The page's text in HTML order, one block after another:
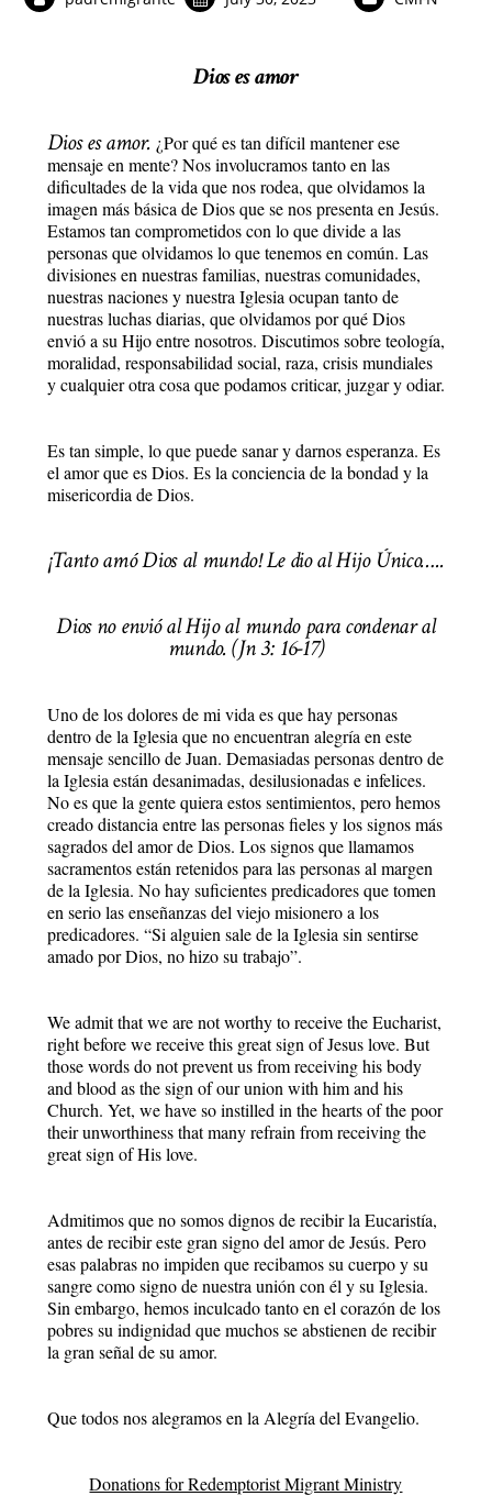
Dios es amor
Dios es amor. ¿Por qué es tan difícil mantener ese
mensaje en mente? Nos involucramos tanto en las
dificultades de la vida que nos rodea, que olvidamos la
imagen más básica de Dios que se nos presenta en Jesús.
Estamos tan comprometidos con lo que divide a las
personas que olvidamos lo que tenemos en común. Las
divisiones en nuestras familias, nuestras comunidades,
nuestras naciones y nuestra Iglesia ocupan tanto de
nuestras luchas diarias, que olvidamos por qué Dios
envió a su Hijo entre nosotros. Discutimos sobre teología,
moralidad, responsabilidad social, raza, crisis mundiales
y cualquier otra cosa que podamos criticar, juzgar y odiar.
Es tan simple, lo que puede sanar y darnos esperanza. Es
el amor que es Dios. Es la conciencia de la bondad y la
misericordia de Dios.
¡Tanto amó Dios al mundo! Le dio al Hijo Único…..
Dios no envió al Hijo al mundo para condenar al
mundo. (Jn 3: 16-17)
Uno de los dolores de mi vida es que hay personas
dentro de la Iglesia que no encuentran alegría en este
mensaje sencillo de Juan. Demasiadas personas dentro de
la Iglesia están desanimadas, desilusionadas e infelices.
No es que la gente quiera estos sentimientos, pero hemos
creado distancia entre las personas fieles y los signos más
sagrados del amor de Dios. Los signos que llamamos
sacramentos están retenidos para las personas al margen
de la Iglesia. No hay suficientes predicadores que tomen
en serio las enseñanzas del viejo misionero a los
predicadores. “Si alguien sale de la Iglesia sin sentirse
amado por Dios, no hizo su trabajo”.
We admit that we are not worthy to receive the Eucharist,
right before we receive this great sign of Jesus love. But
those words do not prevent us from receiving his body
and blood as the sign of our union with him and his
Church. Yet, we have so instilled in the hearts of the poor
their unworthiness that many refrain from receiving the
great sign of His love.
Admitimos que no somos dignos de recibir la Eucaristía,
antes de recibir este gran signo del amor de Jesús. Pero
esas palabras no impiden que recibamos su cuerpo y su
sangre como signo de nuestra unión con él y su Iglesia.
Sin embargo, hemos inculcado tanto en el corazón de los
pobres su indignidad que muchos se abstienen de recibir
la gran señal de su amor.
Que todos nos alegramos en la Alegría del Evangelio.
Donations for Redemptorist Migrant Ministry